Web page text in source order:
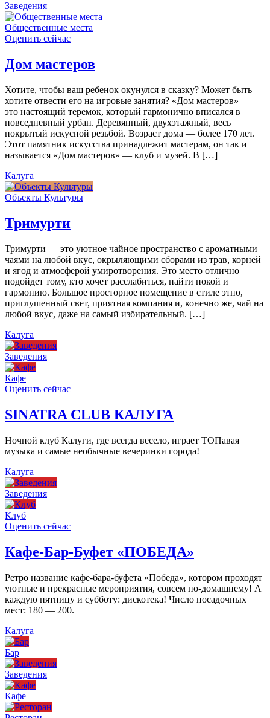
Заведения
Общественные места
Оценить сейчас
Дом мастеров
Хотите, чтобы ваш ребенок окунулся в сказку? Может быть
хотите отвести его на игровые занятия? «Дом мастеров» —
это настоящий теремок, который гармонично вписался в
повседневный урбан. Деревянный, двухэтажный, весь
покрытый искусной резьбой. Возраст дома — более 170 лет.
Этот памятник искусства принадлежит мастерам, он так и
называется «Дом мастеров» — клуб и музей. В […]
Калуга
Объекты Культуры
Тримурти
Тримурти — это уютное чайное пространство с ароматными
чаями на любой вкус, окрыляющими сборами из трав, корней
и ягод и атмосферой умиротворения. Это место отлично
подойдет тому, кто хочет расслабиться, найти покой и
гармонию. Большое просторное помещение в стиле этно,
приглушенный свет, приятная компания и, конечно же, чай на
любой вкус, даже на самый избирательный. […]
Калуга
Заведения
Кафе
Оценить сейчас
SINATRA CLUB КАЛУГА
Ночной клуб Калуги, где всегда весело, играет ТОПавая
музыка и самые необычные вечеринки города!
Калуга
Заведения
Клуб
Оценить сейчас
Кафе-Бар-Буфет «ПОБЕДА»
Ретро название кафе-бара-буфета «Победа», котором проходят
уютные и прекрасные мероприятия, совсем по-домашнему! А
каждую пятницу и субботу: дискотека! Число посадочных
мест: 180 — 200.
Калуга
Бар
Заведения
Кафе